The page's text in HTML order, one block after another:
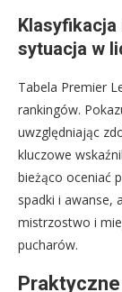
Klasyfikacja
sytuacja w
Tabela Premier
rankingów.
uwzględniając
kluczowe
bieżąco oceniać
spadki i awanse,
mistrzostwo i
pucharów.